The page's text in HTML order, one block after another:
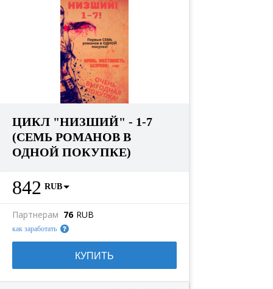
ЦИКЛ "НИЗШИЙ" - 1-7
(СЕМЬ РОМАНОВ В
ОДНОЙ ПОКУПКЕ)
842 RUB
Партнерам 76 RUB
как заработать
КУПИТЬ